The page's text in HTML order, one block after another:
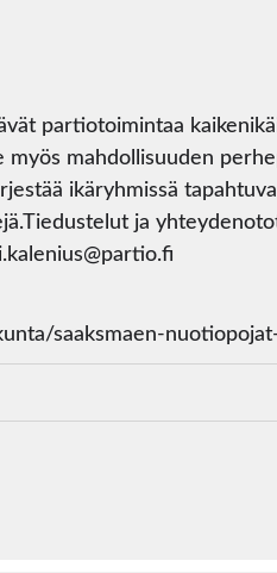
partiotoimintaa
myös mahdollisuuden
ikäryhmissä
ja
saaksmaen-